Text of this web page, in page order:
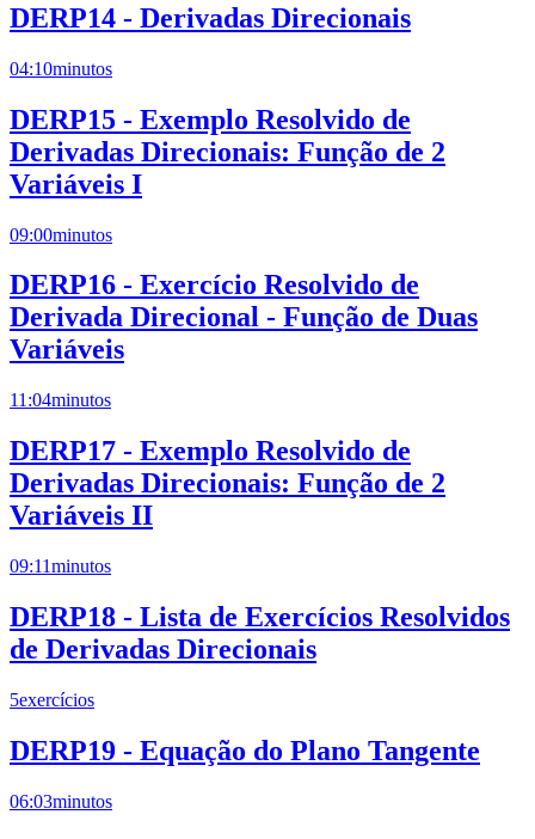
DERP14 - Derivadas Direcionais
04:10minutos
DERP15 - Exemplo Resolvido de
Derivadas Direcionais: Função de 2
Variáveis I
09:00minutos
DERP16 - Exercício Resolvido de
Derivada Direcional - Função de Duas
Variáveis
11:04minutos
DERP17 - Exemplo Resolvido de
Derivadas Direcionais: Função de 2
Variáveis II
09:11minutos
DERP18 - Lista de Exercícios Resolvidos
de Derivadas Direcionais
5exercícios
DERP19 - Equação do Plano Tangente
06:03minutos